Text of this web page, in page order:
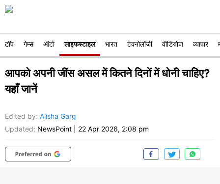
टॉप गेम्स ऑटो लाइफस्टाइल भारत टेक्नोलॉजी वीडियोज व्यापार
आपको अपनी जींस असल में कितने दिनों में धोनी चाहिए?
यहाँ जानें
Edited by: Alisha Garg
Updated: NewsPoint 22 Apr 2026, 2:08 pm